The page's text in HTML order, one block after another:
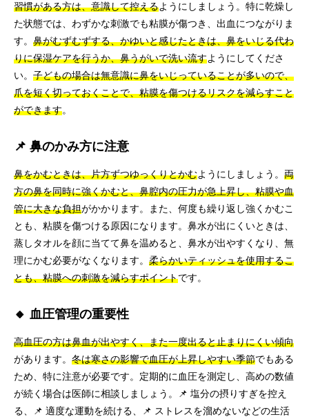
習慣がある方は、意識して控えるようにしましょう。特に乾燥し
た状態では、わずかな刺激でも粘膜が傷つき、出血につながりま
す。 鼻がむずむずする、かゆいと感じたときは、鼻をいじる代わ
りに保湿ケアを行うか、鼻うがいで洗い流すようにしてくださ
い。 子どもの場合は無意識に鼻をいじっていることが多いので、
爪を短く切っておくことで、粘膜を傷つけるリスクを減らすこと
ができます。
📌 鼻のかみ方に注意
鼻をかむときは、片方ずつゆっくりとかむようにしましょう。 両
方の鼻を同時に強くかむと、鼻腔内の圧力が急上昇し、粘膜や血
管に大きな負担がかかります。また、何度も繰り返し強くかむこ
とも、粘膜を傷つける原因になります。鼻水が出にくいときは、
蒸しタオルを顔に当てて鼻を温めると、鼻水が出やすくなり、無
理にかむ必要がなくなります。 柔らかいティッシュを使用するこ
とも、粘膜への刺激を減らすポイントです。
🔸 血圧管理の重要性
高血圧の方は鼻血が出やすく、また一度出ると止まりにくい傾向
があります。 冬は寒さの影響で血圧が上昇しやすい季節でもある
ため、特に注意が必要です。定期的に血圧を測定し、高めの数値
が続く場合は医師に相談しましょう。📌 塩分の摂りすぎを控え
る、📌 適度な運動を続ける、📌 ストレスを溜めないなどの生活